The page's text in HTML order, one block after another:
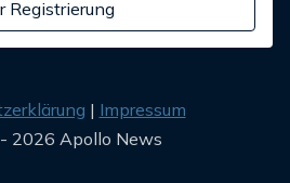
Registrierung
Impressum
2026 Apollo News